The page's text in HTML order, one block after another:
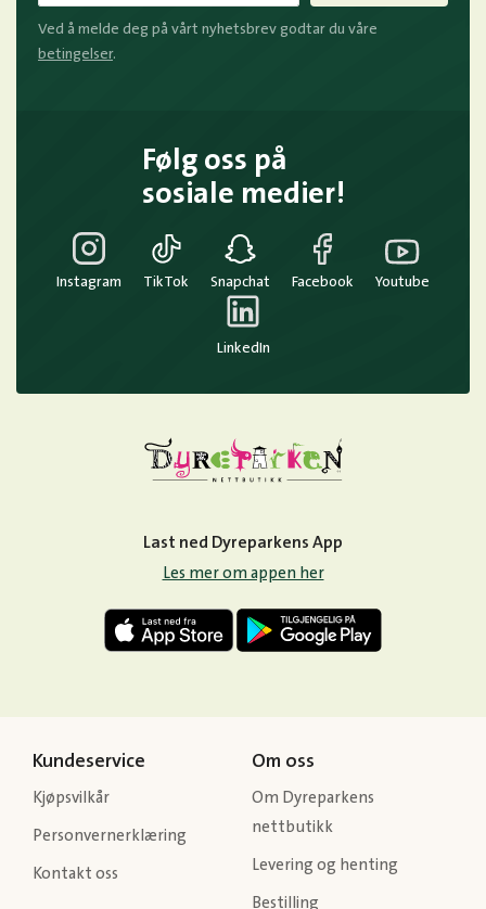
Ved å melde deg på vårt nyhetsbrev godtar du våre
betingelser.
Følg oss på
sosiale medier!
Instagram TikTok Snapchat Facebook Youtube
LinkedIn
Last ned Dyreparkens App
Les mer om appen her
Kundeservice
Kjøpsvilkår
Personvernerklæring
Kontakt oss
Om oss
Om Dyreparkens
nettbutikk
Levering og henting
Bestilling